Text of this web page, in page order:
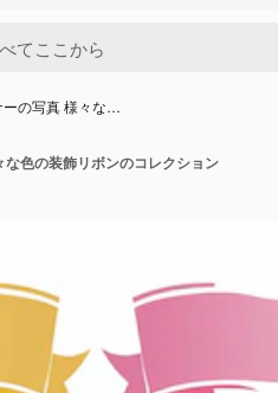
ーの写真 様々な…
色の装飾リボンのコレクション